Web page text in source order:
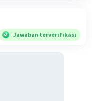
Jawaban terverifikasi